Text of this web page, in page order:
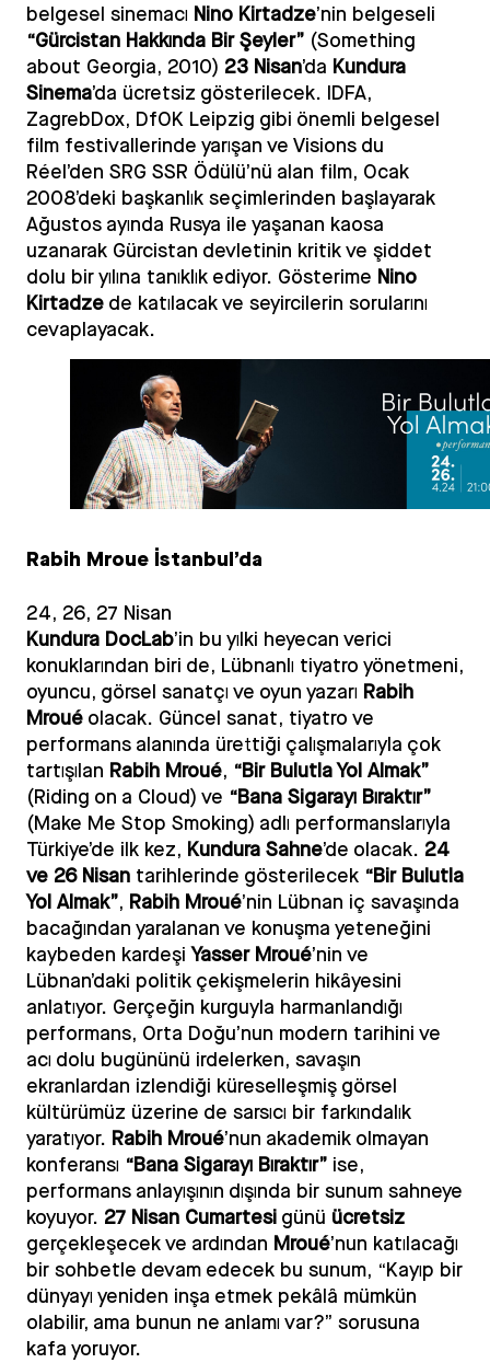
belgesel sinemacı Nino Kirtadze’nin belgeseli
“Gürcistan Hakkında Bir Şeyler” (Something
about Georgia, 2010) 23 Nisan’da Kundura
Sinema’da ücretsiz gösterilecek. IDFA,
ZagrebDox, DfOK Leipzig gibi önemli belgesel
film festivallerinde yarışan ve Visions du
Réel’den SRG SSR Ödülü’nü alan film, Ocak
2008’deki başkanlık seçimlerinden başlayarak
Ağustos ayında Rusya ile yaşanan kaosa
uzanarak Gürcistan devletinin kritik ve şiddet
dolu bir yılına tanıklık ediyor. Gösterime Nino
Kirtadze de katılacak ve seyircilerin sorularını
cevaplayacak.
Rabih Mroue İstanbul’da
24, 26, 27 Nisan
Kundura DocLab’in bu yılki heyecan verici
konuklarından biri de, Lübnanlı tiyatro yönetmeni,
oyuncu, görsel sanatçı ve oyun yazarı Rabih
Mroué olacak. Güncel sanat, tiyatro ve
performans alanında ürettiği çalışmalarıyla çok
tartışılan Rabih Mroué, “Bir Bulutla Yol Almak”
(Riding on a Cloud) ve “Bana Sigarayı Bıraktır”
(Make Me Stop Smoking) adlı performanslarıyla
Türkiye’de ilk kez, Kundura Sahne’de olacak. 24
ve 26 Nisan tarihlerinde gösterilecek “Bir Bulutla
Yol Almak”, Rabih Mroué’nin Lübnan iç savaşında
bacağından yaralanan ve konuşma yeteneğini
kaybeden kardeşiYasser Mroué’nin ve
Lübnan’daki politik çekişmelerin hikâyesini
anlatıyor. Gerçeğin kurguyla harmanlandığı
performans, Orta Doğu’nun modern tarihini ve
acı dolu bugününü irdelerken, savaşın
ekranlardan izlendiği küreselleşmiş görsel
kültürümüz üzerine de sarsıcı bir farkındalık
yaratıyor. Rabih Mroué’nun akademik olmayan
konferansı “Bana Sigarayı Bıraktır” ise,
performans anlayışının dışında bir sunum sahneye
koyuyor. 27 Nisan Cumartesi günü ücretsiz
gerçekleşecek ve ardından Mroué’nun katılacağı
bir sohbetle devam edecek bu sunum, “Kayıp bir
dünyayı yeniden inşa etmek pekâlâ mümkün
olabilir, ama bunun ne anlamı var?” sorusuna
kafa yoruyor.